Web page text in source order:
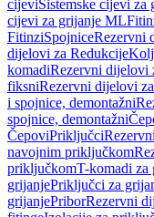
cijeviSistemske cijevi za
cijevi za grijanje ML
FitinziSpojniceRezervni
dijelovi za Redukcije
komadiRezervni dijelovi
fiksniRezervni dijelovi
i spojnice, demontažni
spojnice, demontažni
ČepoviPriključci
navojnim priključkom
priključkomT-komadi za
grijanjePriključci za
grijanjePriborRezervni